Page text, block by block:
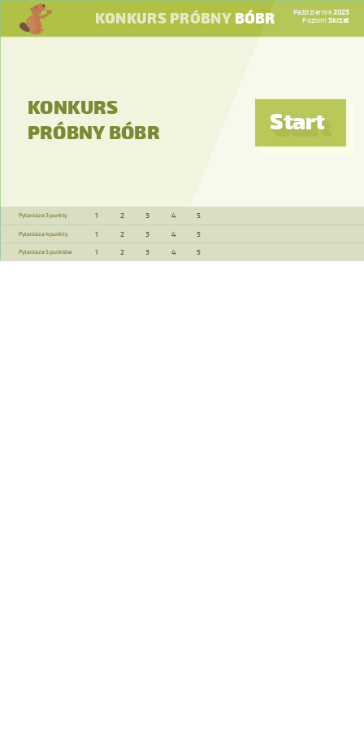
Październik2025
PoziomSkrzat
KONKURS PRÓBNY BÓBR
KONKURS
PRÓBNY BÓBR Start
Pytania za 3 punkty 1 2 3 4 5
Pytania za 4 punkty 1 2 3 4 5
Pytania za 5 punktów 1 2 3 4 5